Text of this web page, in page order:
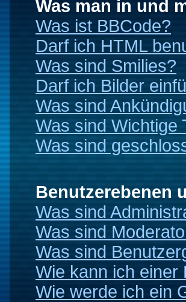
Was man in und
Was ist BBCode?
Darf ich HTML
Was sind Smilies?
Darf ich Bilder
Was sind
Was sind Wichtige
Was sind
Benutzerebenen
Was sind
Was sind
Was sind
Wie kann ich einer
Wie werde ich ein